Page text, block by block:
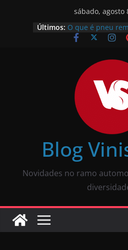
sábado, agosto
Últimos: O que é pneu
Vale a pena?
descomplicado
JBL Wave Buds é
completa
O som
Review completa
Som para carros
tela: como
Blog
Novidades no ramo